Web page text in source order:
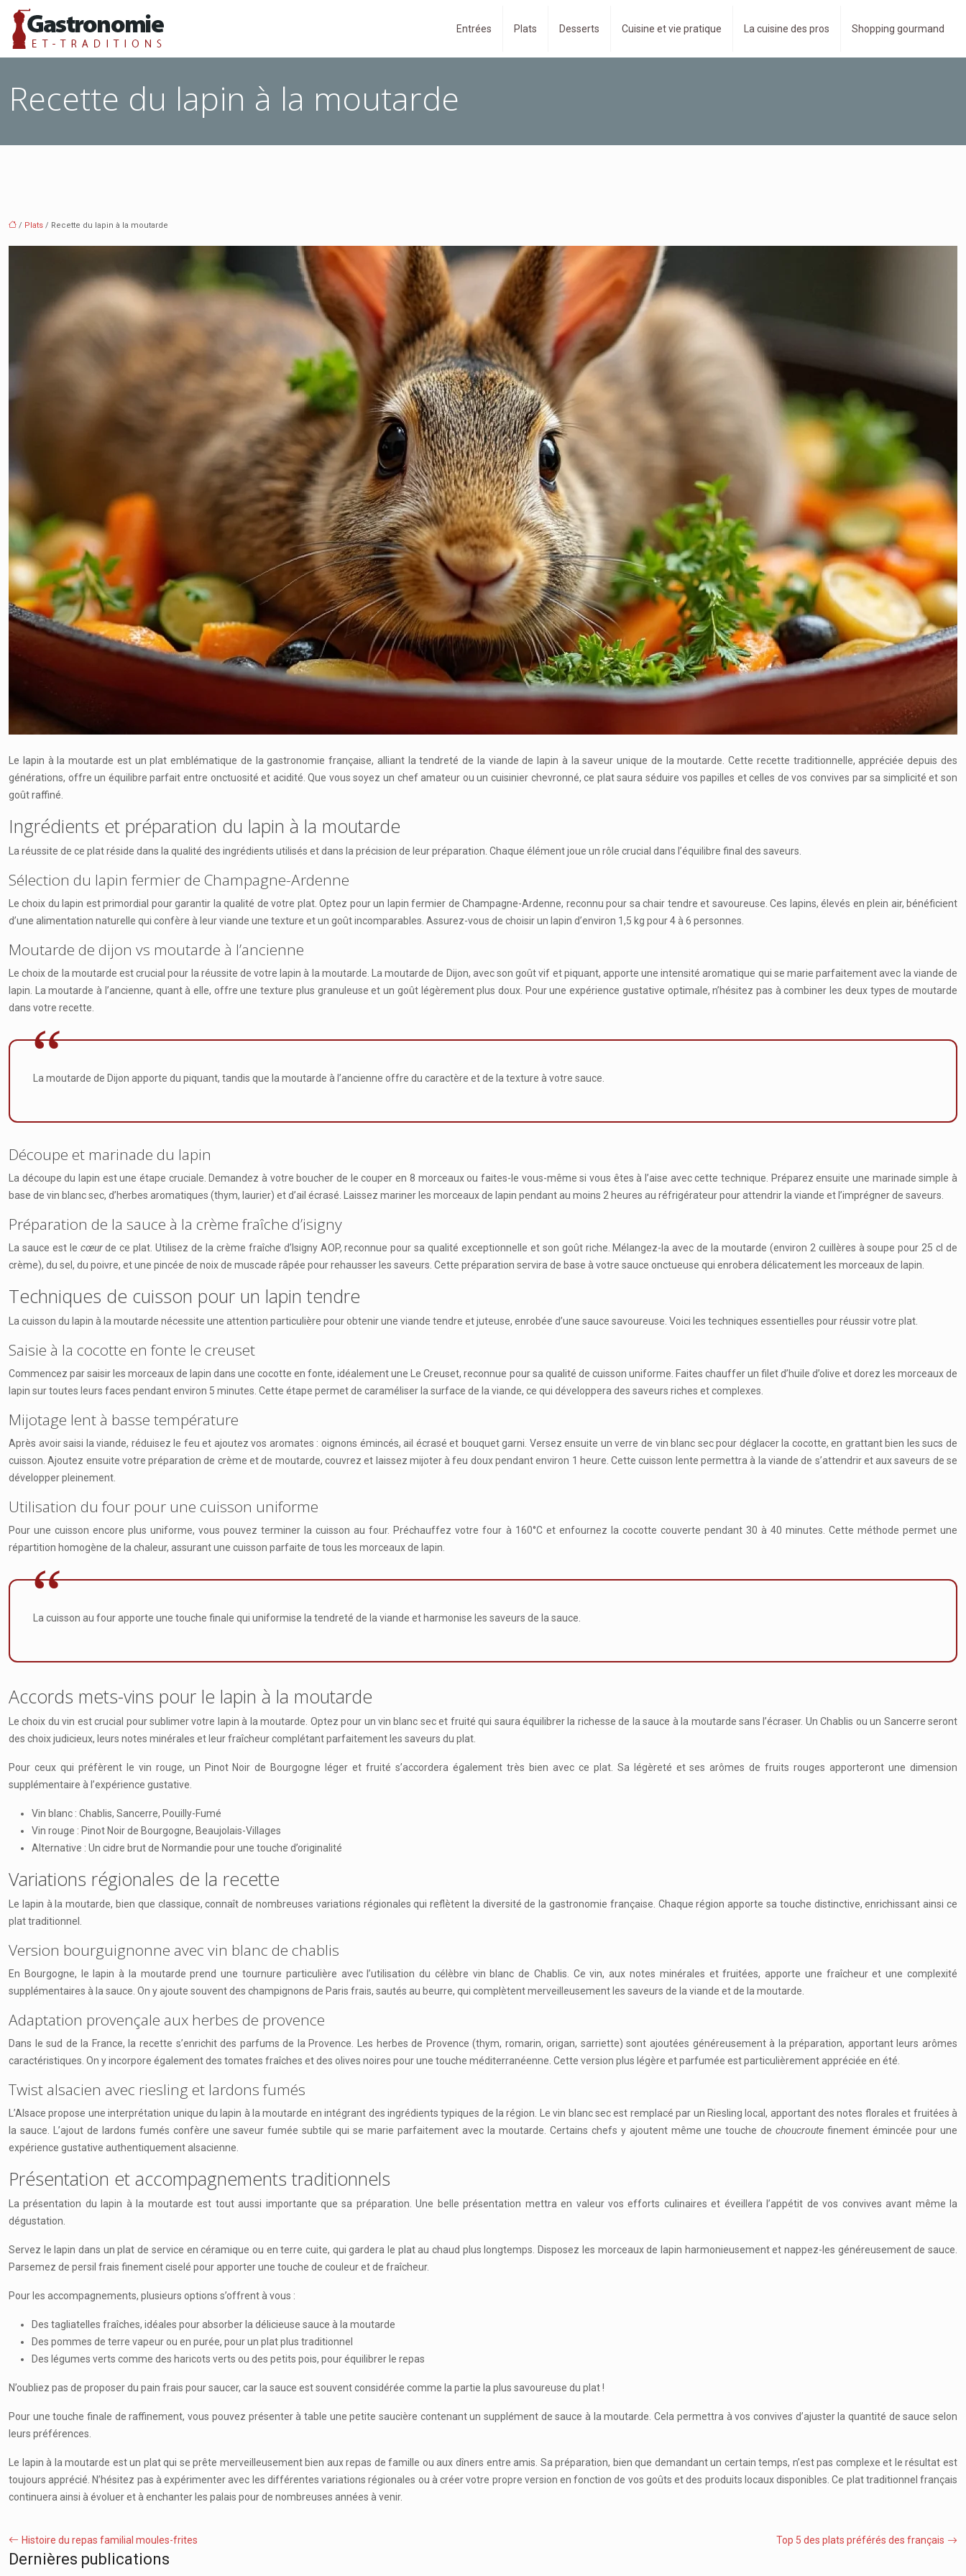
Entrées Plats Desserts Cuisine et vie pratique La cuisine des pros Shopping gourmand
Recette du lapin à la moutarde
/ Plats / Recette du lapin à la moutarde
Le lapin à la moutarde est un plat emblématique de la gastronomie française, alliant la tendreté de la viande de lapin à la saveur unique de la moutarde. Cette recette traditionnelle, appréciée depuis des
générations, offre un équilibre parfait entre onctuosité et acidité. Que vous soyez un chef amateur ou un cuisinier chevronné, ce plat saura séduire vos papilles et celles de vos convives par sa simplicité et son
goût raffiné.
Ingrédients et préparation du lapin à la moutarde
La réussite de ce plat réside dans la qualité des ingrédients utilisés et dans la précision de leur préparation. Chaque élément joue un rôle crucial dans l’équilibre final des saveurs.
Sélection du lapin fermier de Champagne-Ardenne
Le choix du lapin est primordial pour garantir la qualité de votre plat. Optez pour un lapin fermier de Champagne-Ardenne, reconnu pour sa chair tendre et savoureuse. Ces lapins, élevés en plein air, bénéficient
d’une alimentation naturelle qui confère à leur viande une texture et un goût incomparables. Assurez-vous de choisir un lapin d’environ 1,5 kg pour 4 à 6 personnes.
Moutarde de dijon vs moutarde à l’ancienne
Le choix de la moutarde est crucial pour la réussite de votre lapin à la moutarde. La moutarde de Dijon, avec son goût vif et piquant, apporte une intensité aromatique qui se marie parfaitement avec la viande de
lapin. La moutarde à l’ancienne, quant à elle, offre une texture plus granuleuse et un goût légèrement plus doux. Pour une expérience gustative optimale, n’hésitez pas à combiner les deux types de moutarde
dans votre recette.
La moutarde de Dijon apporte du piquant, tandis que la moutarde à l’ancienne offre du caractère et de la texture à votre sauce.
Découpe et marinade du lapin
La découpe du lapin est une étape cruciale. Demandez à votre boucher de le couper en 8 morceaux ou faites-le vous-même si vous êtes à l’aise avec cette technique. Préparez ensuite une marinade simple à
base de vin blanc sec, d’herbes aromatiques (thym, laurier) et d’ail écrasé. Laissez mariner les morceaux de lapin pendant au moins 2 heures au réfrigérateur pour attendrir la viande et l’imprégner de saveurs.
Préparation de la sauce à la crème fraîche d’isigny
La sauce est le cœurde ce plat. Utilisez de la crème fraîche d’Isigny AOP, reconnue pour sa qualité exceptionnelle et son goût riche. Mélangez-la avec de la moutarde (environ 2 cuillères à soupe pour 25 cl de
crème), du sel, du poivre, et une pincée de noix de muscade râpée pour rehausser les saveurs. Cette préparation servira de base à votre sauce onctueuse qui enrobera délicatement les morceaux de lapin.
Techniques de cuisson pour un lapin tendre
La cuisson du lapin à la moutarde nécessite une attention particulière pour obtenir une viande tendre et juteuse, enrobée d’une sauce savoureuse. Voici les techniques essentielles pour réussir votre plat.
Saisie à la cocotte en fonte le creuset
Commencez par saisir les morceaux de lapin dans une cocotte en fonte, idéalement une Le Creuset, reconnue pour sa qualité de cuisson uniforme. Faites chauffer un filet d’huile d’olive et dorez les morceaux de
lapin sur toutes leurs faces pendant environ 5 minutes. Cette étape permet de caraméliser la surface de la viande, ce qui développera des saveurs riches et complexes.
Mijotage lent à basse température
Après avoir saisi la viande, réduisez le feu et ajoutez vos aromates : oignons émincés, ail écrasé et bouquet garni. Versez ensuite un verre de vin blanc sec pour déglacer la cocotte, en grattant bien les sucs de
cuisson. Ajoutez ensuite votre préparation de crème et de moutarde, couvrez et laissez mijoter à feu doux pendant environ 1 heure. Cette cuisson lente permettra à la viande de s’attendrir et aux saveurs de se
développer pleinement.
Utilisation du four pour une cuisson uniforme
Pour une cuisson encore plus uniforme, vous pouvez terminer la cuisson au four. Préchauffez votre four à 160°C et enfournez la cocotte couverte pendant 30 à 40 minutes. Cette méthode permet une
répartition homogène de la chaleur, assurant une cuisson parfaite de tous les morceaux de lapin.
La cuisson au four apporte une touche finale qui uniformise la tendreté de la viande et harmonise les saveurs de la sauce.
Accords mets-vins pour le lapin à la moutarde
Le choix du vin est crucial pour sublimer votre lapin à la moutarde. Optez pour un vin blanc sec et fruité qui saura équilibrer la richesse de la sauce à la moutarde sans l’écraser. Un Chablis ou un Sancerre seront
des choix judicieux, leurs notes minérales et leur fraîcheur complétant parfaitement les saveurs du plat.
Pour ceux qui préfèrent le vin rouge, un Pinot Noir de Bourgogne léger et fruité s’accordera également très bien avec ce plat. Sa légèreté et ses arômes de fruits rouges apporteront une dimension
supplémentaire à l’expérience gustative.
Vin blanc : Chablis, Sancerre, Pouilly-Fumé
Vin rouge : Pinot Noir de Bourgogne, Beaujolais-Villages
Alternative : Un cidre brut de Normandie pour une touche d’originalité
Variations régionales de la recette
Le lapin à la moutarde, bien que classique, connaît de nombreuses variations régionales qui reflètent la diversité de la gastronomie française. Chaque région apporte sa touche distinctive, enrichissant ainsi ce
plat traditionnel.
Version bourguignonne avec vin blanc de chablis
En Bourgogne, le lapin à la moutarde prend une tournure particulière avec l’utilisation du célèbre vin blanc de Chablis. Ce vin, aux notes minérales et fruitées, apporte une fraîcheur et une complexité
supplémentaires à la sauce. On y ajoute souvent des champignons de Paris frais, sautés au beurre, qui complètent merveilleusement les saveurs de la viande et de la moutarde.
Adaptation provençale aux herbes de provence
Dans le sud de la France, la recette s’enrichit des parfums de la Provence. Les herbes de Provence (thym, romarin, origan, sarriette) sont ajoutées généreusement à la préparation, apportant leurs arômes
caractéristiques. On y incorpore également des tomates fraîches et des olives noires pour une touche méditerranéenne. Cette version plus légère et parfumée est particulièrement appréciée en été.
Twist alsacien avec riesling et lardons fumés
L’Alsace propose une interprétation unique du lapin à la moutarde en intégrant des ingrédients typiques de la région. Le vin blanc sec est remplacé par un Riesling local, apportant des notes florales et fruitées à
la sauce. L’ajout de lardons fumés confère une saveur fumée subtile qui se marie parfaitement avec la moutarde. Certains chefs y ajoutent même une touche dechoucroutefinement émincée pour une
expérience gustative authentiquement alsacienne.
Présentation et accompagnements traditionnels
La présentation du lapin à la moutarde est tout aussi importante que sa préparation. Une belle présentation mettra en valeur vos efforts culinaires et éveillera l’appétit de vos convives avant même la
dégustation.
Servez le lapin dans un plat de service en céramique ou en terre cuite, qui gardera le plat au chaud plus longtemps. Disposez les morceaux de lapin harmonieusement et nappez-les généreusement de sauce.
Parsemez de persil frais finement ciselé pour apporter une touche de couleur et de fraîcheur.
Pour les accompagnements, plusieurs options s’offrent à vous :
Des tagliatelles fraîches, idéales pour absorber la délicieuse sauce à la moutarde
Des pommes de terre vapeur ou en purée, pour un plat plus traditionnel
Des légumes verts comme des haricots verts ou des petits pois, pour équilibrer le repas
N’oubliez pas de proposer du pain frais pour saucer, car la sauce est souvent considérée comme la partie la plus savoureuse du plat !
Pour une touche finale de raffinement, vous pouvez présenter à table une petite saucière contenant un supplément de sauce à la moutarde. Cela permettra à vos convives d’ajuster la quantité de sauce selon
leurs préférences.
Le lapin à la moutarde est un plat qui se prête merveilleusement bien aux repas de famille ou aux dîners entre amis. Sa préparation, bien que demandant un certain temps, n’est pas complexe et le résultat est
toujours apprécié. N’hésitez pas à expérimenter avec les différentes variations régionales ou à créer votre propre version en fonction de vos goûts et des produits locaux disponibles. Ce plat traditionnel français
continuera ainsi à évoluer et à enchanter les palais pour de nombreuses années à venir.
Histoire du repas familial moules-frites Top 5 des plats préférés des français
Dernières publications